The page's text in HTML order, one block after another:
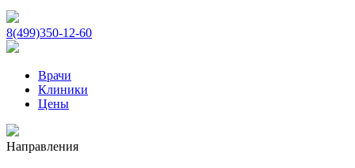
8(499)350-12-60
Врачи
Клиники
Цены
Направления